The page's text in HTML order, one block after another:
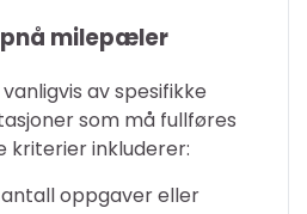
milepæler
av spesifikke
som må fullføres
kriterier inkluderer:
oppgaver eller